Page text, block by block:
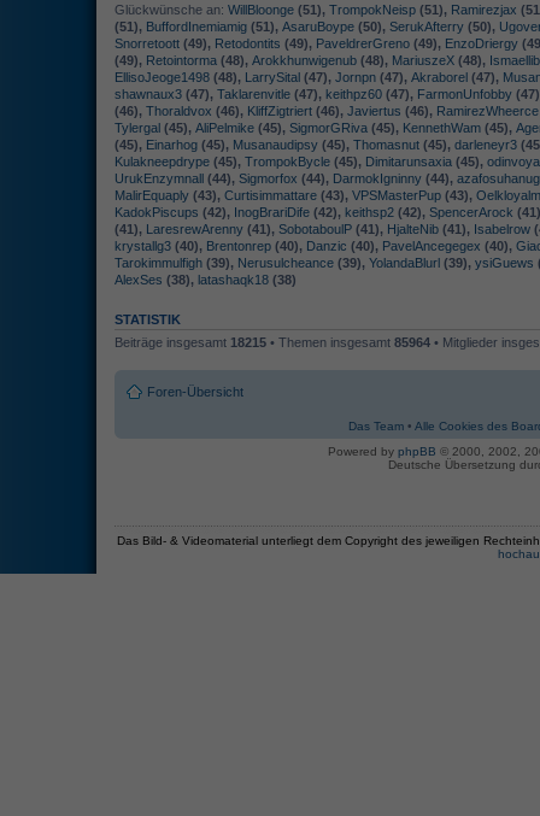
Glückwünsche an: WillBloonge (51), TrompokNeisp (51), Ramirezjax
(51), BuffordInemiamig (51), AsaruBoype (50), SerukAfterry (50),
Snorretoott (49), Retodontits (49), PaveldrerGreno (49), EnzoDriergy
(49), Retointorma (48), Arokkhunwigenub (48), MariuszeX (48), Ismaellib
EllisoJeoge1498 (48), LarrySital (47), Jornpn (47), Akraborel (47),
shawnaux3 (47), Taklarenvitle (47), keithpz60 (47), FarmonUnfobby
(46), Thoraldvox (46), KliffZigtriert (46), Javiertus (46), RamirezWheerce
Tylergal (45), AliPelmike (45), SigmorGRiva (45), KennethWam (45),
(45), Einarhog (45), Musanaudipsy (45), Thomasnut (45), darleneyr3
Kulakneepdrype (45), TrompokBycle (45), Dimitarunsaxia (45),
UrukEnzymnall (44), Sigmorfox (44), DarmokIgninny (44),
MalirEquaply (43), Curtisimmattare (43), VPSMasterPup (43),
KadokPiscups (42), InogBrariDife (42), keithsp2 (42), SpencerArock
(41), LaresrewArenny (41), SobotaboulP (41), HjalteNib (41), Isabelrow
krystallg3 (40), Brentonrep (40), Danzic (40), PavelAncegegex (40),
Tarokimmulfigh (39), Nerusulcheance (39), YolandaBlurl (39), ysiGuews
AlexSes (38), latashaqk18 (38)
STATISTIK
Beiträge insgesamt 18215 • Themen insgesamt 85964 • Mitglieder
Foren-Übersicht
Das Team • Alle Cookies des
Powered by phpBB © 2000, 2002,
Deutsche Übersetzung
Das Bild- & Videomaterial unterliegt dem Copyright des jeweiligen